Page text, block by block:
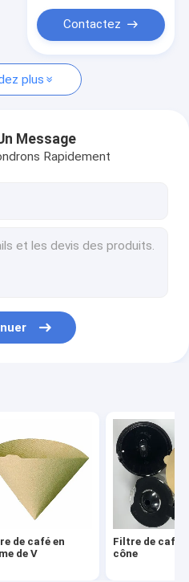
V
café
Contactez
plus
Message
Rapidement
de café en
de V
Filtre de café
cône